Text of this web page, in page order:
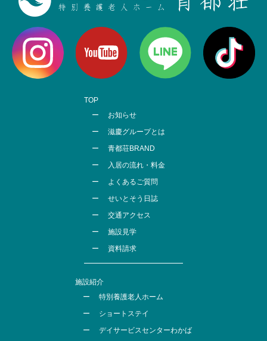
TOP
お知らせ
滋慶グループとは
青都荘BRAND
入居の流れ・料金
よくあるご質問
せいとそう日誌
交通アクセス
施設見学
資料請求
施設紹介
特別養護老人ホーム
ショートステイ
デイサービスセンターわかば